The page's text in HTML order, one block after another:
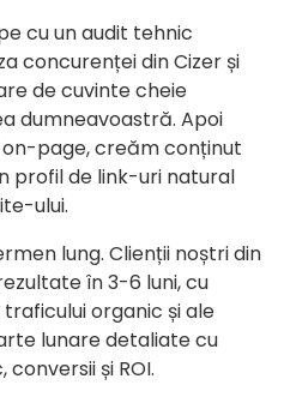
cu un audit tehnic
concurenței din Cizer și
de cuvinte cheie
dumneavoastră. Apoi
page, creăm conținut
profil de link-uri natural
ului.
lung. Clienții noștri din
în 3-6 luni, cu
organic și ale
lunare detaliate cu
și ROI.